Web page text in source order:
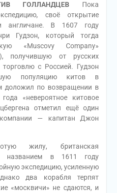
ГОЛЛАНДЦЕВ Пока
своё открытие
англичане. В 1607 году
Гудзон, который тогда
«Muscovy Company»
получившую от русских
с Россией. Гудзон
популяцию китов в
доложил по возвращении в
«невероятное китовое
отметил ещё один
компании — капитан Джон
жилу, британская
названием в 1611 году
экспедицию, усиленную
два корабля терпят
«москвичи» не сдаются, и